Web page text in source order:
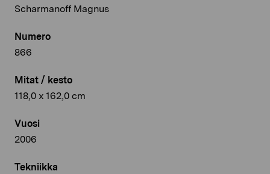
Scharmanoff Magnus
Numero
866
Mitat / kesto
118,0 x 162,0 cm
Vuosi
2006
Tekniikka